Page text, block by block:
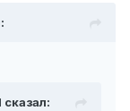
сказал: